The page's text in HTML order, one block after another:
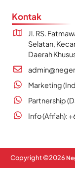
Kontak
Jl. RS.
Selatan,
Daerah
Marketing
Partnership
Info (Afifah):
Copyright ©2026